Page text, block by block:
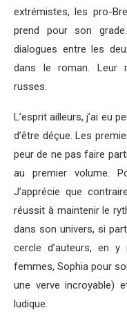
extrémistes, les pro-
prend pour son
dialogues entre les
dans le roman. Leur
russes.
L’esprit ailleurs, j’ai eu
d’être déçue. Les
peur de ne pas faire
au premier volume.
J’apprécie que
réussit à maintenir le
dans son univers, si
cercle d’auteurs, en
femmes, Sophia pour
une verve incroyable)
ludique.